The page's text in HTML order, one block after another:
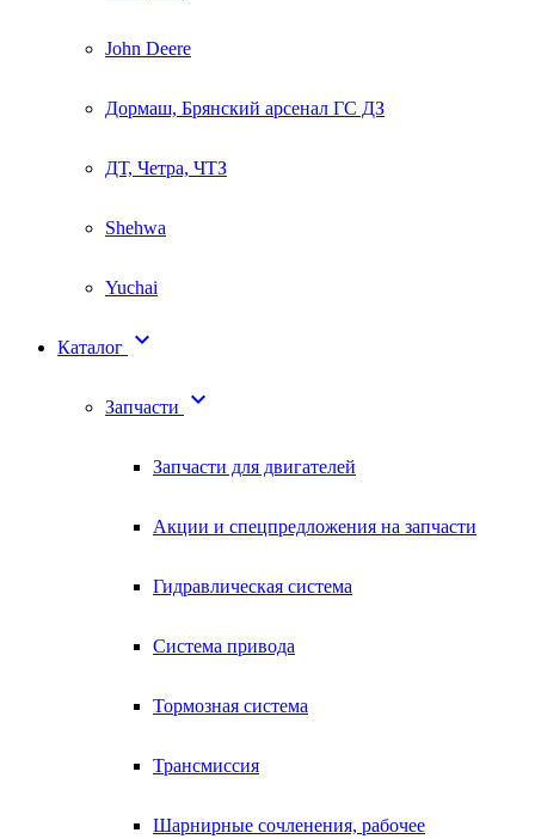
John Deere
Дормаш, Брянский арсенал ГС ДЗ
ДТ, Четра, ЧТЗ
Shehwa
Yuchai
Каталог 
Запчасти 
Запчасти для двигателей
Акции и спецпредложения на запчасти
Гидравлическая система
Система привода
Тормозная система
Трансмиссия
Шарнирные сочленения, рабочее